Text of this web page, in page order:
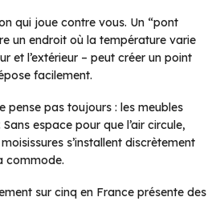
qui joue contre vous. Un “pont
un endroit où la température varie
et l’extérieur – peut créer un point
facilement.
pense pas toujours : les meubles
espace pour que l’air circule,
s’installent discrètement
commode.
sur cinq en France présente des